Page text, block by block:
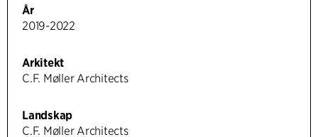
År
2019-2022
Arkitekt
C.F. Møller Architects
Landskap
C.F. Møller Architects